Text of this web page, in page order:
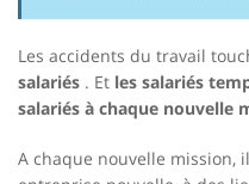
Les accidents du travail
salariés . Et les salariés
salariés à chaque nouvelle
A chaque nouvelle mission,